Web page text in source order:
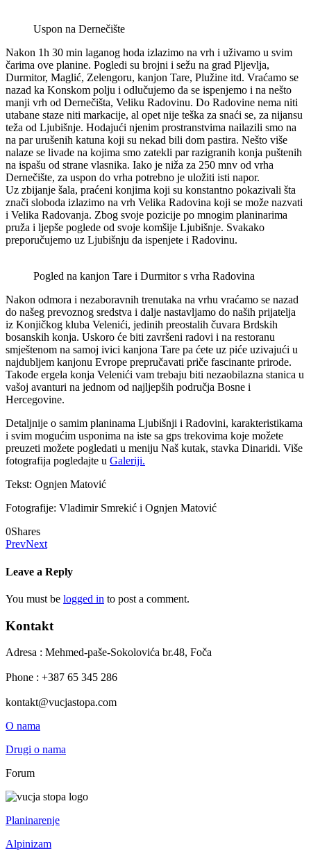
Uspon na Dernečište
Nakon 1h 30 min laganog hoda izlazimo na vrh i uživamo u svim
čarima ove planine. Pogledi su brojni i sežu na grad Pljevlja,
Durmitor, Maglić, Zelengoru, kanjon Tare, Plužine itd. Vraćamo se
nazad ka Konskom polju i odlučujemo da se ispenjemo i na nešto
manji vrh od Dernečišta, Veliku Radovinu. Do Radovine nema niti
utabane staze niti markacije, al opet nije teška za snaći se, za nijansu
teža od Ljubišnje. Hodajući njenim prostranstvima nailazili smo na
na par urušenih katuna koji su nekad bili dom pastira. Nešto više
nalaze se livade na kojima smo zatekli par razigranih konja puštenih
na ispašu od strane vlasnika. Iako je niža za 250 mnv od vrha
Dernečište, za uspon do vrha potrebno je uložiti isti napor.
Uz zbijanje šala, praćeni konjima koji su konstantno pokazivali šta
znači sloboda izlazimo na vrh Velika Radovina koji se može nazvati
i Velika Radovanja. Zbog svoje pozicije po mnogim planinarima
pruža i ljepše poglede od svoje komšije Ljubišnje. Svakako
preporučujemo uz Ljubišnju da ispenjete i Radovinu.
Pogled na kanjon Tare i Durmitor s vrha Radovina
Nakon odmora i nezaboravnih trenutaka na vrhu vraćamo se nazad
do našeg prevoznog sredstva i dalje nastavljamo do naših prijatelja
iz Konjičkog kluba Velenići, jedinih preostalih čuvara Brdskih
bosanskih konja. Uskoro će biti završeni radovi i na restoranu
smještenom na samoj ivici kanjona Tare pa ćete uz piće uzivajući u
najdubljem kanjonu Evrope prepručavati priče fascinante prirode.
Takođe ergela konja Velenići vam trebaju biti nezaobilazna stanica u
vašoj avanturi na jednom od najljepših područja Bosne i
Hercegovine.
Detaljnije o samim planinama Ljubišnji i Radovini, karakteristikama
i svim mogućim usponima na iste sa gps trekovima koje možete
preuzeti možete pogledati u meniju Naš kutak, stavka Dinaridi. Više
fotografija pogledajte u Galeriji.
Tekst: Ognjen Matović
Fotografije: Vladimir Smrekić i Ognjen Matović
0Shares
PrevNext
Leave a Reply
You must be logged in to post a comment.
Kontakt
Adresa : Mehmed-paše-Sokolovića br.48, Foča
Phone : +387 65 345 286
kontakt@vucjastopa.com
O nama
Drugi o nama
Forum
Planinarenje
Alpinizam